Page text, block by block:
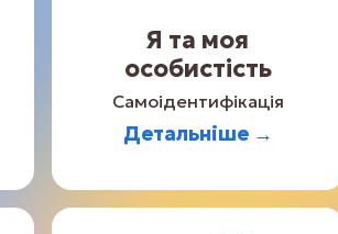
Я та моя
особистість
Самоідентифікація
Детальніше →